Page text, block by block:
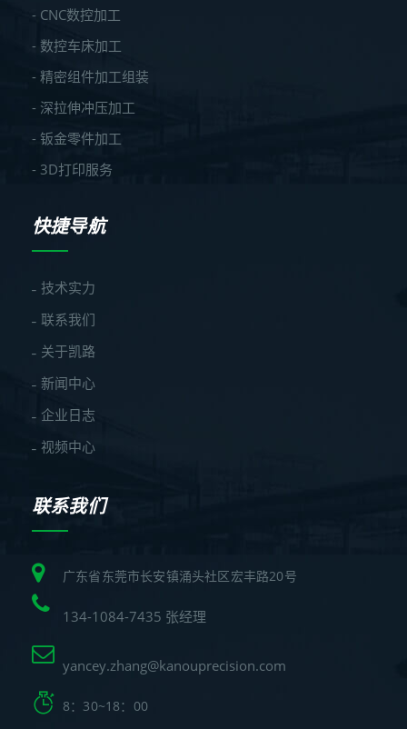
- CNC数控加工
- 数控车床加工
- 精密组件加工组装
- 深拉伸冲压加工
- 钣金零件加工
- 3D打印服务
快捷导航
技术实力
联系我们
关于凯路
新闻中心
企业日志
视频中心
联系我们
广东省东莞市长安镇涌头社区宏丰路20号
134-1084-7435 张经理
yancey.zhang@kanouprecision.com
8：30~18：00